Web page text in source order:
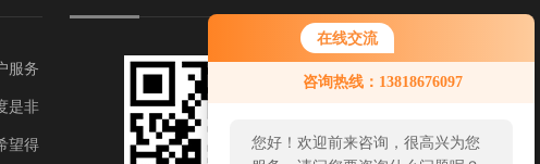
在线交流
咨询热线：13818676097
您好！欢迎前来咨询，很高兴为您
服务，请问您要咨询什么问题呢？
您好，看您停留很久了，是否找到
服务
是非
望得